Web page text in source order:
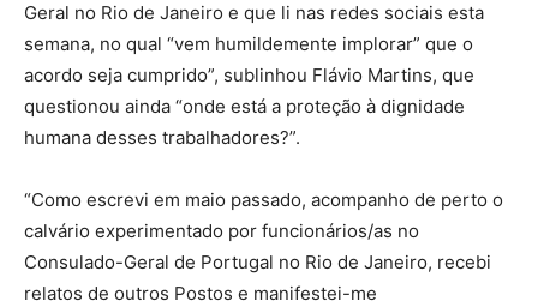
Geral no Rio de Janeiro e que li nas redes sociais esta
semana, no qual “vem humildemente implorar” que o
acordo seja cumprido”, sublinhou Flávio Martins, que
questionou ainda “onde está a proteção à dignidade
humana desses trabalhadores?”.
“Como escrevi em maio passado, acompanho de perto o
calvário experimentado por funcionários/as no
Consulado-Geral de Portugal no Rio de Janeiro, recebi
relatos de outros Postos e manifestei-me